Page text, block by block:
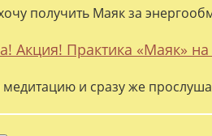
получить Маяк за
Акция! Практика «Маяк»
и сразу же